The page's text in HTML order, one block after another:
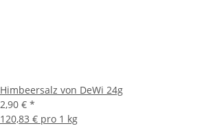
Himbeersalz von DeWi 24g
2,90 € *
120,83 € pro 1 kg